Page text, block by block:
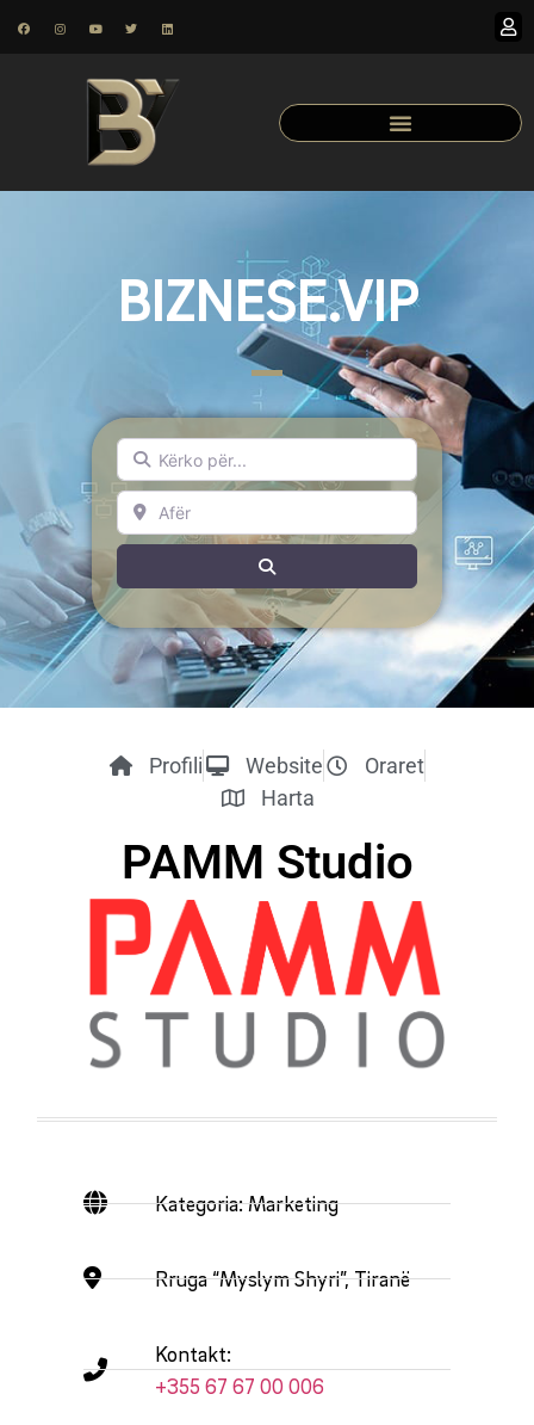
BIZNESE.VIP
Kërko për...
Afër
Profili Website
Oraret
Harta
PAMM Studio
Kategoria: Marketing
Rruga “Myslym Shyri”, Tiranë
Kontakt:
+355 67 67 00 006